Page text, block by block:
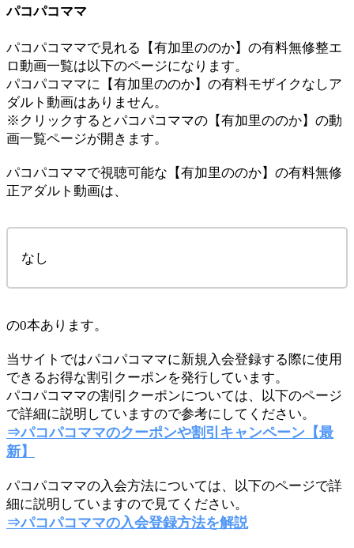
パコパコママ
パコパコママで見れる【有加里ののか】の有料無修整エ
ロ動画一覧は以下のページになります。
パコパコママに【有加里ののか】の有料モザイクなしア
ダルト動画はありません。
※クリックするとパコパコママの【有加里ののか】の動
画一覧ページが開きます。
パコパコママで視聴可能な【有加里ののか】の有料無修
正アダルト動画は、
なし
の0本あります。
当サイトではパコパコママに新規入会登録する際に使用
できるお得な割引クーポンを発行しています。
パコパコママの割引クーポンについては、以下のページ
で詳細に説明していますので参考にしてください。
⇒パコパコママのクーポンや割引キャンペーン【最
新】
パコパコママの入会方法については、以下のページで詳
細に説明していますので見てください。
⇒パコパコママの入会登録方法を解説